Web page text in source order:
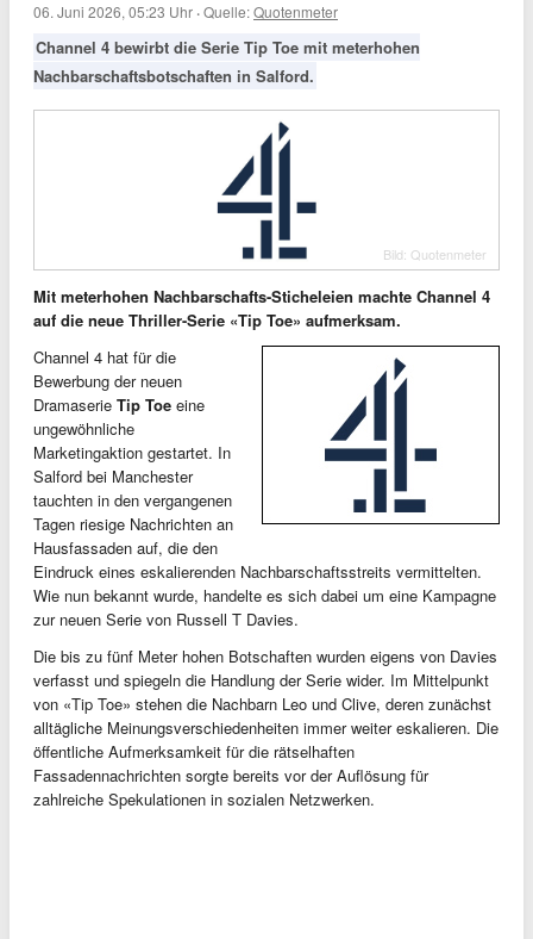
06. Juni 2026, 05:23 Uhr ·Quelle:Quotenmeter
Channel 4 bewirbt die Serie Tip Toe mit meterhohen
Nachbarschaftsbotschaften in Salford.
Bild: Quotenmeter
Mit meterhohen Nachbarschafts-Sticheleien machte Channel 4
auf die neue Thriller-Serie «Tip Toe» aufmerksam.
Channel 4 hat für die
Bewerbung der neuen
Dramaserie Tip Toe eine
ungewöhnliche
Marketingaktion gestartet. In
Salford bei Manchester
tauchten in den vergangenen
Tagen riesige Nachrichten an
Hausfassaden auf, die den
Eindruck eines eskalierenden Nachbarschaftsstreits vermittelten.
Wie nun bekannt wurde, handelte es sich dabei um eine Kampagne
zur neuen Serie von Russell T Davies.
Die bis zu fünf Meter hohen Botschaften wurden eigens von Davies
verfasst und spiegeln die Handlung der Serie wider. Im Mittelpunkt
von «Tip Toe» stehen die Nachbarn Leo und Clive, deren zunächst
alltägliche Meinungsverschiedenheiten immer weiter eskalieren. Die
öffentliche Aufmerksamkeit für die rätselhaften
Fassadennachrichten sorgte bereits vor der Auflösung für
zahlreiche Spekulationen in sozialen Netzwerken.